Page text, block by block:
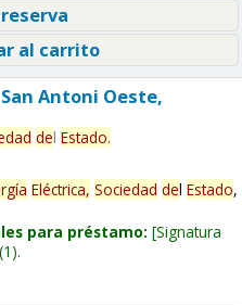
al carrito
Antoni Oeste,
del Estado.
Eléctrica, Sociedad del Estado,
para préstamo: Signatura
(1).